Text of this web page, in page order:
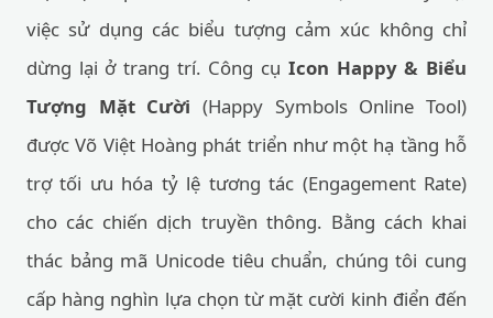
việc sử dụng các biểu tượng cảm xúc không chỉ
dừng lại ở trang trí. Công cụ Icon Happy & Biểu
Tượng Mặt Cười (Happy Symbols Online Tool)
được Võ Việt Hoàng phát triển như một hạ tầng hỗ
trợ tối ưu hóa tỷ lệ tương tác (Engagement Rate)
cho các chiến dịch truyền thông. Bằng cách khai
thác bảng mã Unicode tiêu chuẩn, chúng tôi cung
cấp hàng nghìn lựa chọn từ mặt cười kinh điển đến